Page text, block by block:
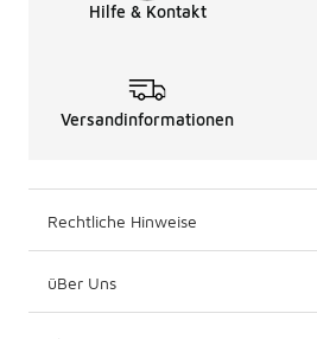
Hilfe & Kontakt
Versandinformationen
Rechtliche Hinweise
üBer Uns